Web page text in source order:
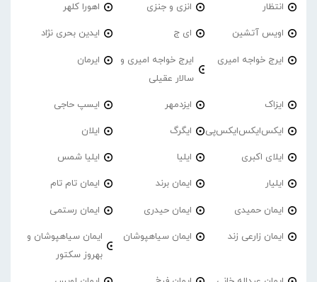
انتظار انزی و جنزی اهورا کلهر
اویس آتشین ای ج ایدین بحری نژاد
ایرج خواجه امیری
ایرج خواجه امیری و
سالار عقیلی
ایرمان
ایزاک ایزدمهر ایسپ حاجی
ایکس‌ایکس‌ایکس‌پی ایگرگ ایلان
ایلای اکبری ایلیا ایلیا شمس
ایلیار ایمان برند ایمان تام تام
ایمان حمیدی ایمان حیدری ایمان رستمی
ایمان زارعی زند ایمان سیاهپوشان
ایمان سیاهپوشان و
بهروز سکتور